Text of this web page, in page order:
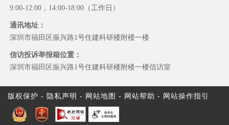
9:00-12:00，14:00-18:00（工作日）
通讯地址：
深圳市福田区振兴路1号住建科研楼附楼一楼
信访投诉举报箱位置：
深圳市福田区振兴路1号住建科研楼附楼一楼信访室
版权保护 - 隐私声明 - 网站地图 - 网站帮助 - 网站操作指引